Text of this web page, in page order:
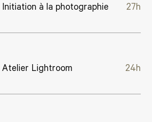
Initiation à la photographie 27h
Atelier Lightroom 24h